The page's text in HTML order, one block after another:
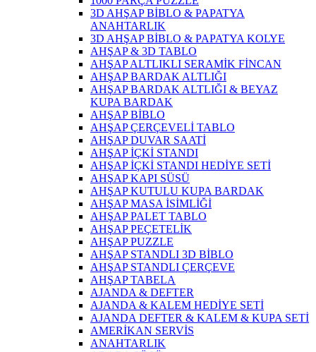
3D AHŞAP BİBLO & PAPATYA
ANAHTARLIK
3D AHŞAP BİBLO & PAPATYA KOLYE
AHŞAP & 3D TABLO
AHŞAP ALTLIKLI SERAMİK FİNCAN
AHŞAP BARDAK ALTLIĞI
AHŞAP BARDAK ALTLIĞI & BEYAZ
KUPA BARDAK
AHŞAP BİBLO
AHŞAP ÇERÇEVELİ TABLO
AHŞAP DUVAR SAATİ
AHŞAP İÇKİ STANDI
AHŞAP İÇKİ STANDI HEDİYE SETİ
AHŞAP KAPI SÜSÜ
AHŞAP KUTULU KUPA BARDAK
AHŞAP MASA İSİMLİĞİ
AHŞAP PALET TABLO
AHŞAP PEÇETELİK
AHŞAP PUZZLE
AHŞAP STANDLI 3D BİBLO
AHŞAP STANDLI ÇERÇEVE
AHŞAP TABELA
AJANDA & DEFTER
AJANDA & KALEM HEDİYE SETİ
AJANDA DEFTER & KALEM & KUPA SETİ
AMERİKAN SERVİS
ANAHTARLIK